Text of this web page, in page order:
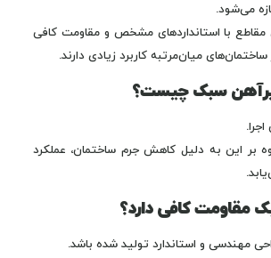
می‌شود.
مقاطع با استانداردهای مشخص و مقاومت کافی
میان‌مرتبه کاربرد زیادی دارند.
سبک چیست؟
بر این به دلیل کاهش جرم ساختمان، عملکرد
مقاومت کافی دارد؟
مهندسی و استاندارد تولید شده باشد.